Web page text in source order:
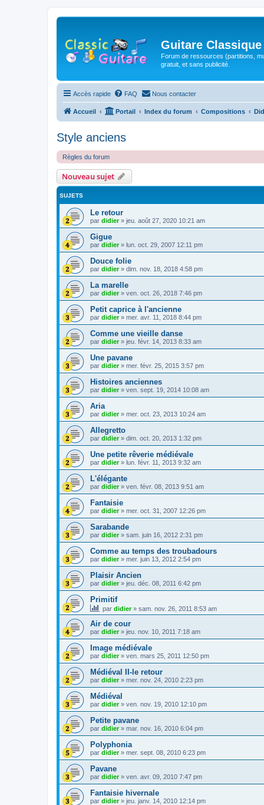
Guitare Classique
Forum de ressources (partitions,
gratuit, et sans publicité.
Accès rapide FAQ Nous contacter
Accueil Portail Index du forum Compositions
Style anciens
Règles du forum
Nouveau sujet
SUJETS
Le retour
par didier» jeu. août 27, 2020 10:21 am
Gigue
par didier» lun. oct. 29, 2007 12:11 pm
Douce folie
par didier» dim. nov. 18, 2018 4:58 pm
La marelle
par didier» ven. oct. 26, 2018 7:46 pm
Petit caprice à l'ancienne
par didier» mer. avr. 11, 2018 8:44 pm
Comme une vieille danse
par didier» jeu. févr. 14, 2013 8:33 am
Une pavane
par didier» mer. févr. 25, 2015 3:57 pm
Histoires anciennes
par didier» ven. sept. 19, 2014 10:08 am
Aria
par didier» mer. oct. 23, 2013 10:24 am
Allegretto
par didier» dim. oct. 20, 2013 1:32 pm
Une petite rêverie médiévale
par didier» lun. févr. 11, 2013 9:32 am
L'élégante
par didier» ven. févr. 08, 2013 9:51 am
Fantaisie
par didier» mer. oct. 31, 2007 12:26 pm
Sarabande
par didier» sam. juin 16, 2012 2:31 pm
Comme au temps des troubadours
par didier» mer. juin 13, 2012 2:54 pm
Plaisir Ancien
par didier» jeu. déc. 08, 2011 6:42 pm
Primitif
par didier» sam. nov. 26, 2011 8:53 am
Air de cour
par didier» jeu. nov. 10, 2011 7:18 am
Image médiévale
par didier» ven. mars 25, 2011 12:50 pm
Médiéval II-le retour
par didier» mer. nov. 24, 2010 2:23 pm
Médiéval
par didier» ven. nov. 19, 2010 12:10 pm
Petite pavane
par didier» mar. nov. 16, 2010 6:04 pm
Polyphonia
par didier» mer. sept. 08, 2010 6:23 pm
Pavane
par didier» ven. avr. 09, 2010 7:47 pm
Fantaisie hivernale
par didier» jeu. janv. 14, 2010 12:14 pm